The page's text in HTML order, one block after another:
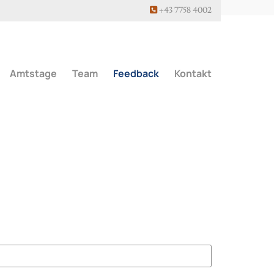
 +43 7758 4002
Amtstage Team Feedback Kontakt